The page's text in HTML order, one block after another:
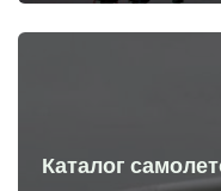
Каталог